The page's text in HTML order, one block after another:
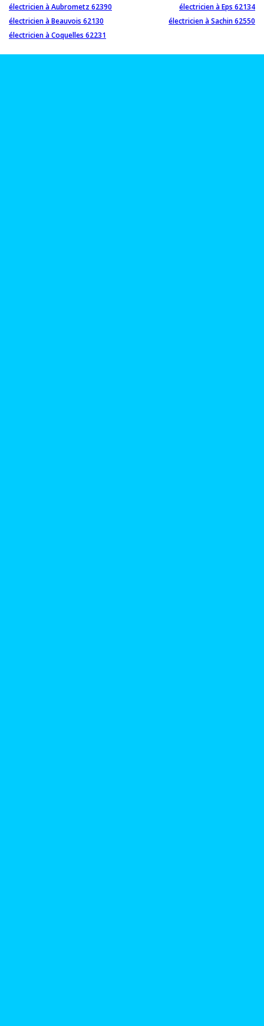
électricien à Aubrometz 62390
électricien à Eps 62134
électricien à Beauvois 62130
électricien à Sachin 62550
électricien à Coquelles 62231